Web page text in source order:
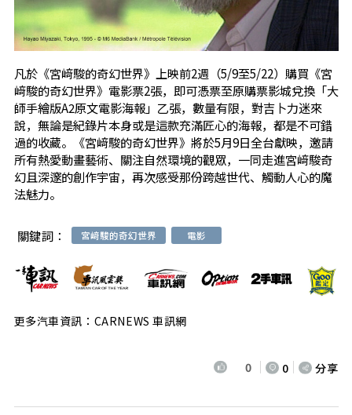
凡於《宮﨑駿的奇幻世界》上映前2週（5/9至5/22）購買《宮
﨑駿的奇幻世界》電影票2張，即可憑票至原購票影城兌換「大
師手繪版A2原文電影海報」乙張，數量有限，對吉卜力迷來
說，無論是紀錄片本身或是這款充滿匠心的海報，都是不可錯
過的收藏。《宮﨑駿的奇幻世界》將於5月9日全台獻映，邀請
所有熱愛動畫藝術、關注自然環境的觀眾，一同走進宮﨑駿奇
幻且深邃的創作宇宙，再次感受那份跨越世代、觸動人心的魔
法魅力。
關鍵詞： 宮﨑駿的奇幻世界 電影
更多汽車資訊：CARNEWS 車訊網
0 0 分享